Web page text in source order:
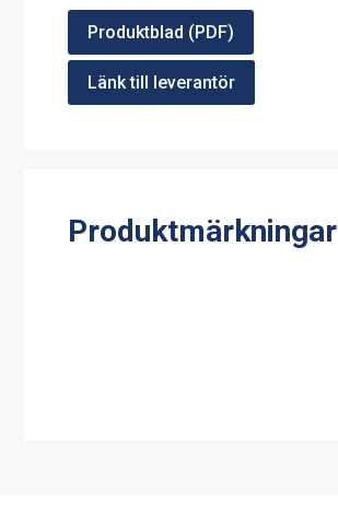
Produktblad (PDF)
Länk till leverantör
Produktmärkningar